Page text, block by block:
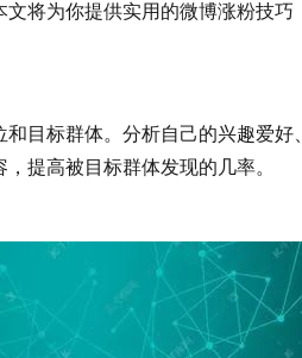
本文将为你提供实用的微博涨粉技巧
标群体。分析自己的兴趣爱好
，提高被目标群体发现的几率。